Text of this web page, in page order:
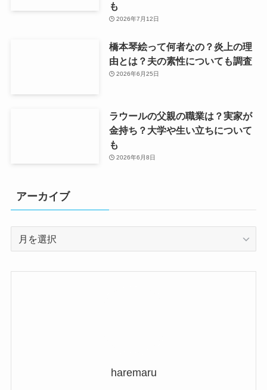
も
2026年7月12日
橋本琴絵って何者なの？炎上の理
由とは？夫の素性についても調査
2026年6月25日
ラウールの父親の職業は？実家が
金持ち？大学や生い立ちについて
も
2026年6月8日
アーカイブ
haremaru